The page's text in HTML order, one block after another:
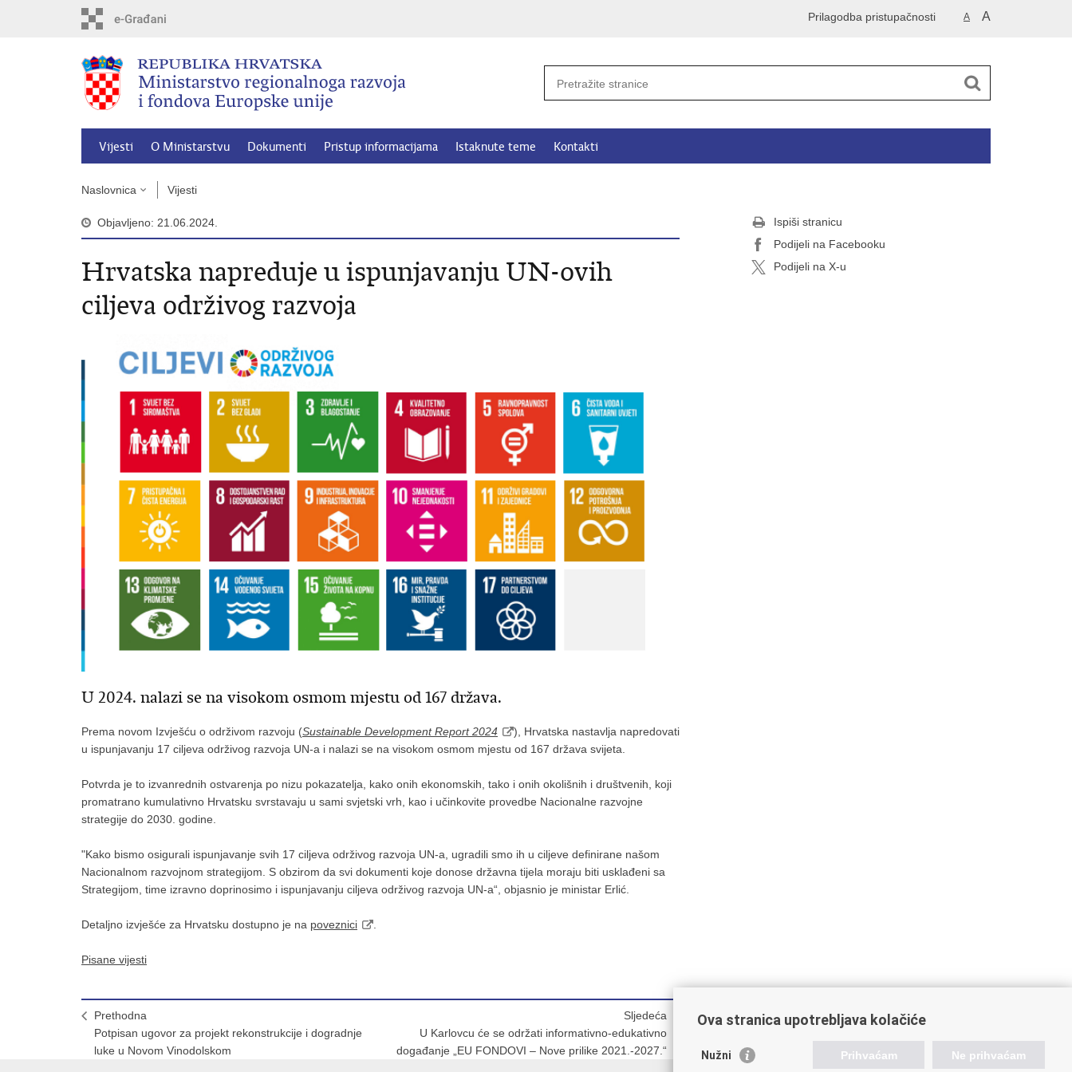
A A
Prilagodba pristupačnosti
Vijesti O Ministarstvu Dokumenti Pristup informacijama Istaknute teme Kontakti
Naslovnica Vijesti
Objavljeno: 21.06.2024.
Hrvatska napreduje u ispunjavanju UN-ovih
ciljeva održivog razvoja
U 2024. nalazi se na visokom osmom mjestu od 167 država.
Prema novom Izvješću o održivom razvoju (Sustainable Development Report 2024
), Hrvatska nastavlja napredovati
u ispunjavanju 17 ciljeva održivog razvoja UN-a i nalazi se na visokom osmom mjestu od 167 država svijeta.
Potvrda je to izvanrednih ostvarenja po nizu pokazatelja, kako onih ekonomskih, tako i onih okolišnih i društvenih, koji
promatrano kumulativno Hrvatsku svrstavaju u sami svjetski vrh, kao i učinkovite provedbe Nacionalne razvojne
strategije do 2030. godine.
"Kako bismo osigurali ispunjavanje svih 17 ciljeva održivog razvoja UN-a, ugradili smo ih u ciljeve definirane našom
Nacionalnom razvojnom strategijom. S obzirom da svi dokumenti koje donose državna tijela moraju biti usklađeni sa
Strategijom, time izravno doprinosimo i ispunjavanju ciljeva održivog razvoja UN-a“, objasnio je ministar Erlić.
Detaljno izvješće za Hrvatsku dostupno je na poveznici
Pisane vijesti
Prethodna
Potpisan ugovor za projekt rekonstrukcije i dogradnje
luke u Novom Vinodolskom
Sljedeća
U Karlovcu će se održati informativno-edukativno
događanje „EU FONDOVI – Nove prilike 2021.-2027.“
Ispiši stranicu
Podijeli na Facebooku
Podijeli na X-u
Ova stranica upotrebljava kolačiće
Nužni Prihvaćam Ne prihvaćam